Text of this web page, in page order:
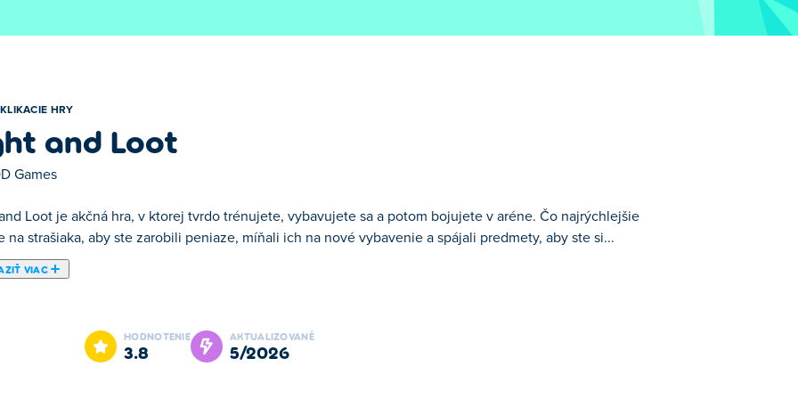
KLIKACIE HRY
and Loot
Games
Loot je akčná hra, v ktorej tvrdo trénujete, vybavujete sa a potom bojujete v aréne. Čo najrýchlejšie
na strašiaka, aby ste zarobili peniaze, míňali ich na nové vybavenie a spájali predmety, aby ste si...
VIAC
vybavujete sa a potom bojujete v aréne. Čo najrýchlejšie ťukajte na strašiaka, aby ste zarobili
nepriateľom. Aký silný dokážete byť predtým, ako vstúpite do ringu?
HODNOTENIE
3.8
AKTUALIZOVANÉ
5/2026